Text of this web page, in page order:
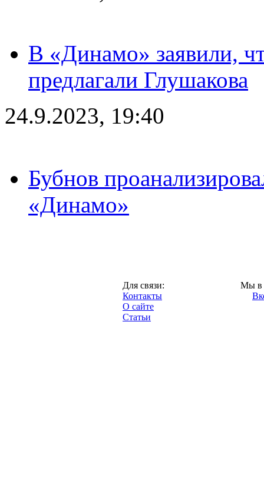
В «Динамо» заявили,
предлагали Глушакова
24.9.2023, 19:40
Бубнов
«Динамо»
Для связи:
Контакты
О сайте
Статьи
Мы в